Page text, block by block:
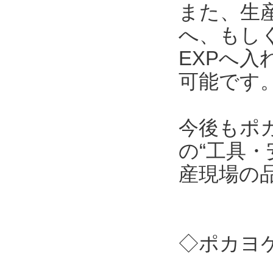
また、生
へ、もし
EXPへ入
可能です
今後もポ
の“工具
産現場の
◇ポカヨ